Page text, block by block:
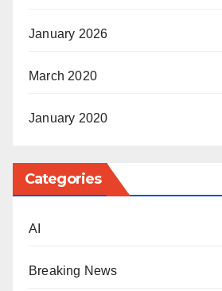
January 2026
March 2020
January 2020
Categories
AI
Breaking News